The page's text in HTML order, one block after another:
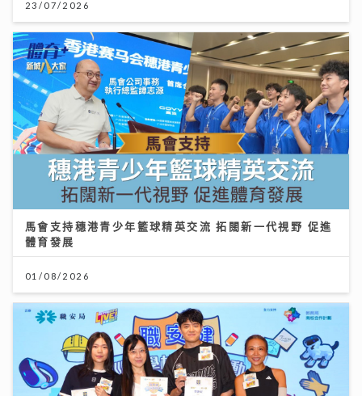
23/07/2026
馬會支持穗港青少年籃球精英交流 拓闊新一代視野 促進
體育發展
01/08/2026